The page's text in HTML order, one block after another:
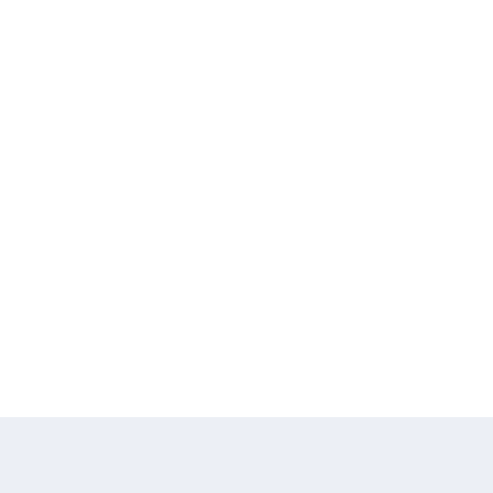
on
61 000
tarpeessa
taimikoiden
minkä